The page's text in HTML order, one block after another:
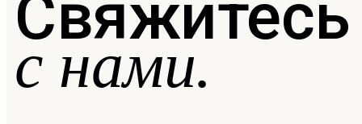
Свяжитесь
с нами.